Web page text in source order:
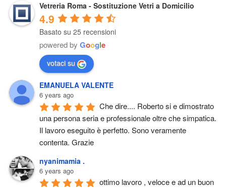
Vetreria Roma - Sostituzione Vetri a Domicilio
4.9
Basato su 25 recensioni
powered by Google
votaci su
EMANUELA VALENTE
6 years ago
Che dire.... Roberto si e dimostrato
una persona seria e professionale oltre che simpatica.
Il lavoro eseguito è perfetto. Sono veramente
contenta. Grazie
nyanimamia .
6 years ago
ottimo lavoro , veloce e ad un buon